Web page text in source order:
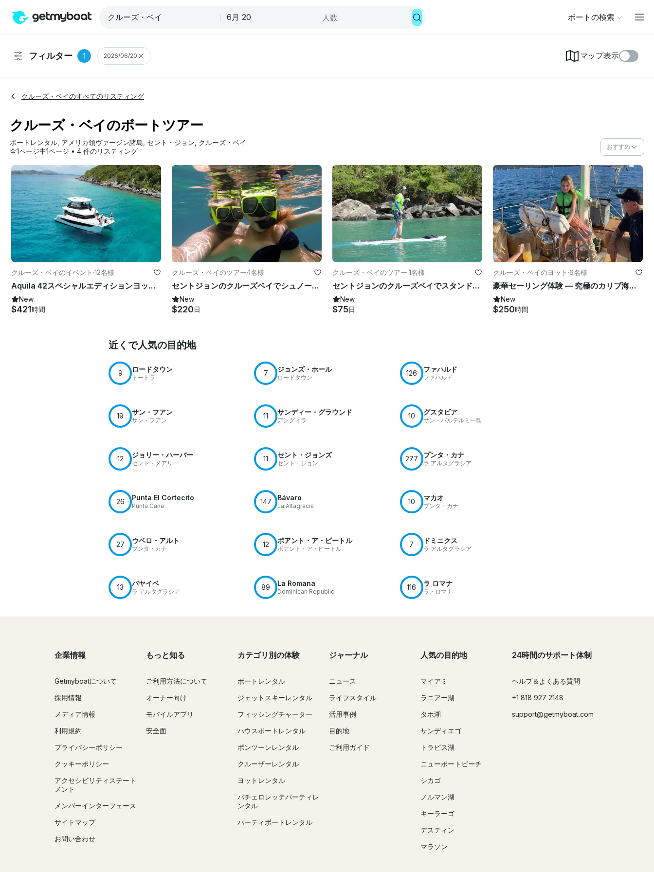
ボートの検索
フィルター 1 2026/06/20 マップ表示
クルーズ・ベイのすべてのリスティング
クルーズ・ベイのボートツアー
ボートレンタル アメリカ領ヴァージン諸島 セント・ジョン クルーズ・ベイ
全1ページ中1ページ • 4 件のリスティング
おすすめ
クルーズ・ベイのイベント ·12名様
Aquila 42スペシャルエディションヨットでのBVIでのプライベート終日旅行
New
$421時間
クルーズ・ベイのツアー·1名様
セントジョンのクルーズベイでシュノーケリングツアーをお楽しみください
New
$220日
クルーズ・ベイのツアー·1名様
セントジョンのクルーズベイでスタンドアップパドルボードレンタルをお楽しみください
New
$75日
クルーズ・ベイのヨット ·6名様
豪華セーリング体験 — 究極のカリブ海アドベンチャー
New
$250時間
近くで人気の目的地
9 ロードタウン
トートラ
7 ジョンズ・ホール
ロードタウン
126 ファハルド
ファハルド
19 サン・フアン
サン・フアン
11 サンディー・グラウンド
アングィラ
10 グスタビア
サン・バルテルミー島
12 ジョリー・ハーバー
セント・メアリー
11 セント・ジョンズ
セント・ジョン
277 プンタ・カナ
ラ アルタグラシア
26 Punta El Cortecito
Punta Cana
147 Bávaro
La Altagracia
10 マカオ
プンタ・カナ
27 ウベロ・アルト
プンタ・カナ
12 ポアント・ア・ピートル
ポアント・ア・ピートル
7 ドミニクス
ラ アルタグラシア
13 バヤイベ
ラ アルタグラシア
89 La Romana
Dominican Republic
116 ラ ロマナ
ラ・ロマナ
企業情報
Getmyboatについて
採用情報
メディア情報
利用規約
プライバシーポリシー
クッキーポリシー
アクセシビリティステート
メント
メンバーインターフェース
サイトマップ
お問い合わせ
もっと知る
ご利用方法について
オーナー向け
モバイルアプリ
安全面
カテゴリ別の体験
ボートレンタル
ジェットスキーレンタル
フィッシングチャーター
ハウスボートレンタル
ポンツーンレンタル
クルーザーレンタル
ヨットレンタル
バチェロレッテパーティレ
ンタル
パーティボートレンタル
ジャーナル
ニュース
ライフスタイル
活用事例
目的地
ご利用ガイド
人気の目的地
マイアミ
ラニアー湖
タホ湖
サンディエゴ
トラビス湖
ニューポートビーチ
シカゴ
ノルマン湖
キーラーゴ
デスティン
マラソン
24時間のサポート体制
ヘルプ＆よくある質問
+1 818 927 2148
support@getmyboat.com